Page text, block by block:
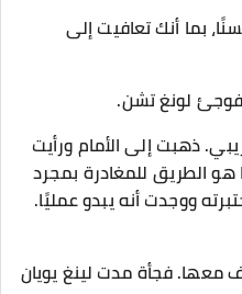
بما أنك تعافيت إلى
لونغ تشن.
ذهبت إلى الأمام ورأيت
الطريق للمغادرة بمجرد
ووجدت أنه يبدو عمليًا.
فجأة مدت لينغ يويان